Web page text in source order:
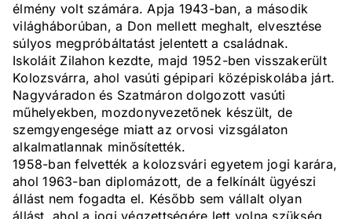
élmény volt számára. Apja 1943-ban, a második
világháborúban, a Don mellett meghalt, elvesztése
súlyos megpróbáltatást jelentett a családnak.
Iskoláit Zilahon kezdte, majd 1952-ben visszakerült
Kolozsvárra, ahol vasúti gépipari középiskolába járt.
Nagyváradon és Szatmáron dolgozott vasúti
műhelyekben, mozdonyvezetőnek készült, de
szemgyengesége miatt az orvosi vizsgálaton
alkalmatlannak minősítették.
1958-ban felvették a kolozsvári egyetem jogi karára,
ahol 1963-ban diplomázott, de a felkínált ügyészi
állást nem fogadta el. Később sem vállalt olyan